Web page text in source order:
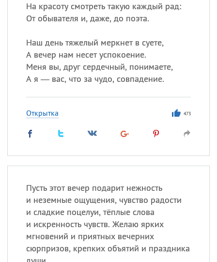
На красоту смотреть такую каждый рад:
От обывателя и, даже, до поэта.
Наш день тяжелый меркнет в суете,
А вечер нам несет успокоение.
Меня вы, друг сердечный, понимаете,
А я — вас, что за чудо, совпадение.
Открытка 473
Пусть этот вечер подарит нежность
и неземные ощущения, чувство радости
и сладкие поцелуи, тёплые слова
и искренность чувств. Желаю ярких
мгновений и приятных вечерних
сюрпризов, крепких объятий и праздника